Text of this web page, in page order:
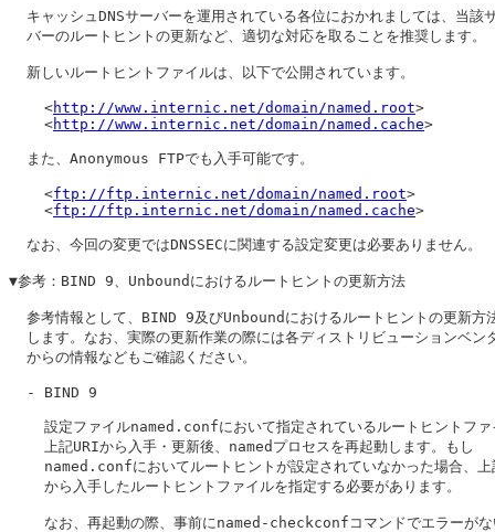
キャッシュDNSサーバーを運用されている各位におかれましては、当該
  バーのルートヒントの更新など、適切な対応を取ることを推奨します。
  新しいルートヒントファイルは、以下で公開されています。
    <
http://www.internic.net/domain/named.root>
    <
http://www.internic.net/domain/named.cache>
  また、Anonymous FTPでも入手可能です。
    <
ftp://ftp.internic.net/domain/named.root>
    <
ftp://ftp.internic.net/domain/named.cache>
  なお、今回の変更ではDNSSECに関連する設定変更は必要ありません。
▼参考：BIND 9、Unboundにおけるルートヒントの更新方法
参考情報として、BIND 9及びUnboundにおけるルートヒントの更新方
します。なお、実際の更新作業の際には各ディストリビューションベン
  からの情報などもご確認ください。
  - BIND 9
設定ファイルnamed.confにおいて指定されているルートヒントファ
    上記URIから入手・更新後、namedプロセスを再起動します。もし
named.confにおいてルートヒントが設定されていなかった場合、
    から入手したルートヒントファイルを指定する必要があります。
なお、再起動の際、事前にnamed-checkconfコマンドでエラーがな